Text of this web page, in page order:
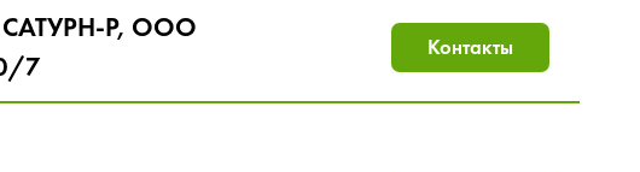
Р, ООО
7
Контакты